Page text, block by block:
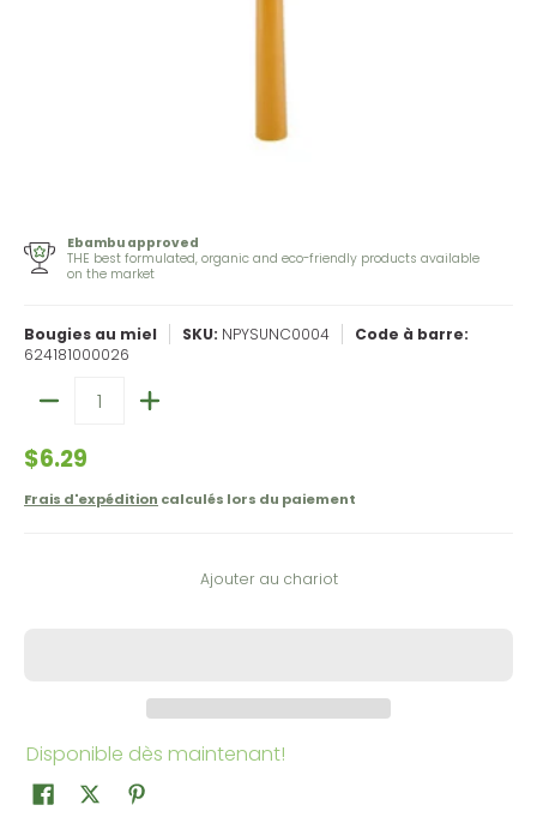
Ebambu approved
THE best formulated, organic and eco-friendly products available
on the market
Bougies au miel SKU: NPYSUNC0004
Code à barre:
624181000026
$6.29
Frais d'expédition calculés lors du paiement
Ajouter au chariot
Disponible dès maintenant!